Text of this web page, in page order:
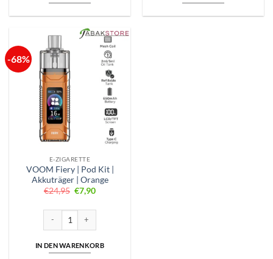
-68%
E-ZIGARETTE
VOOM Fiery | Pod Kit |
Akkuträger | Orange
€24,95 Ursprünglicher
Preis
€7,90Aktueller
IN DEN WARENKORB